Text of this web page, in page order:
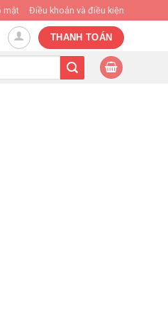
mật Điều khoản và điều kiện
THANH TOÁN